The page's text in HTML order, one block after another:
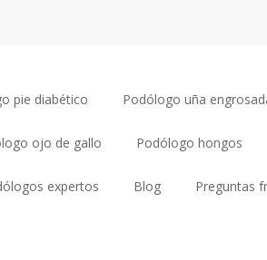
pie diabético Podólogo uña
ojo de gallo Podólogo hongos
expertos Blog Preguntas